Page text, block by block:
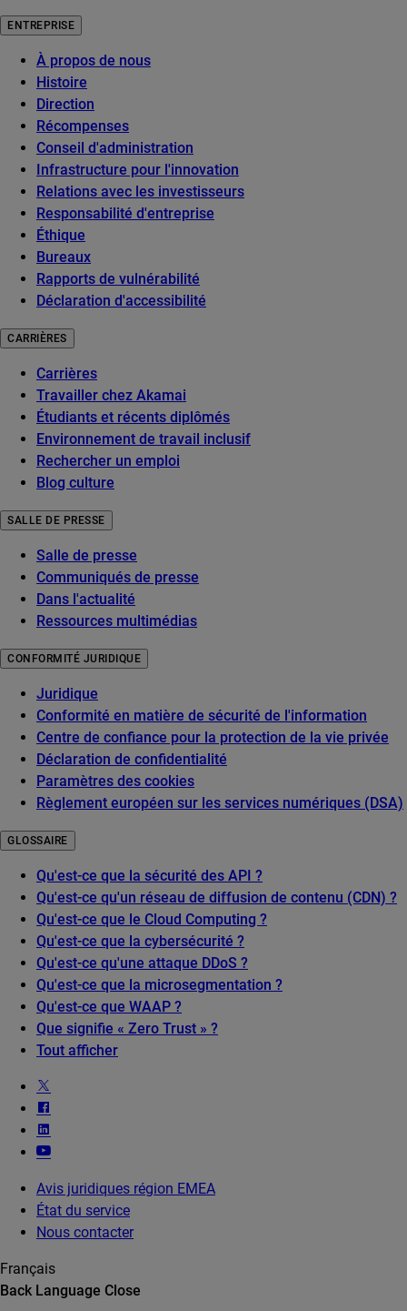
ENTREPRISE
À propos de nous
Histoire
Direction
Récompenses
Conseil d'administration
Infrastructure pour l'innovation
Relations avec les investisseurs
Responsabilité d'entreprise
Éthique
Bureaux
Rapports de vulnérabilité
Déclaration d'accessibilité
CARRIÈRES
Carrières
Travailler chez Akamai
Étudiants et récents diplômés
Environnement de travail inclusif
Rechercher un emploi
Blog culture
SALLE DE PRESSE
Salle de presse
Communiqués de presse
Dans l'actualité
Ressources multimédias
CONFORMITÉ JURIDIQUE
Juridique
Conformité en matière de sécurité de l'information
Centre de confiance pour la protection de la vie privée
Déclaration de confidentialité
Paramètres des cookies
Règlement européen sur les services numériques (DSA)
GLOSSAIRE
Qu'est-ce que la sécurité des API ?
Qu'est-ce qu'un réseau de diffusion de contenu (CDN) ?
Qu'est-ce que le Cloud Computing ?
Qu'est-ce que la cybersécurité ?
Qu'est-ce qu'une attaque DDoS ?
Qu'est-ce que la microsegmentation ?
Qu'est-ce que WAAP ?
Que signifie « Zero Trust » ?
Tout afficher
Avis juridiques région EMEA
État du service
Nous contacter
Français
Back Language Close